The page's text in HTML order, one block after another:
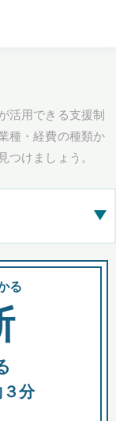
活用できる支援制
種・経費の種類か
つけましょう。
▶
る
分